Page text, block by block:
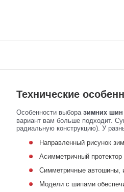
Технические
Особенности выбора зимних шин
вариант вам больше подходит.
радиальную конструкцию). У
Направленный рисунок
Асимметричный
Симметричные автошины,
Модели с шипами